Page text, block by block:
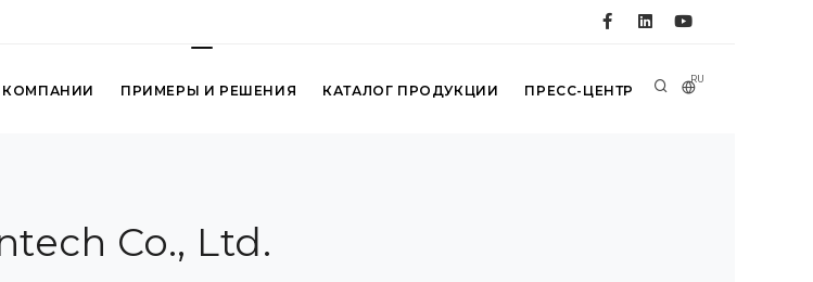
RU
КОМПАНИИ ПРИМЕРЫ И РЕШЕНИЯ КАТАЛОГ ПРОДУКЦИИ ПРЕСС-ЦЕНТР
Co., Ltd.